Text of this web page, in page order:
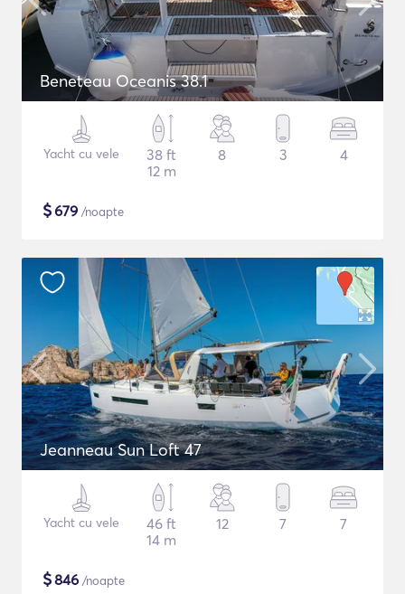
Beneteau Oceanis 38.1
Yacht cu vele
38 ft
12 m
8 3 4
$679 /noapte
Jeanneau Sun Loft 47
Yacht cu vele
46 ft
14 m
12 7 7
$846 /noapte